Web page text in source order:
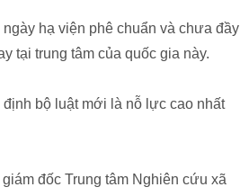
hạ viện phê chuẩn và chưa đầy
tại trung tâm của quốc gia này.
bộ luật mới là nỗ lực cao nhất
đốc Trung tâm Nghiên cứu xã